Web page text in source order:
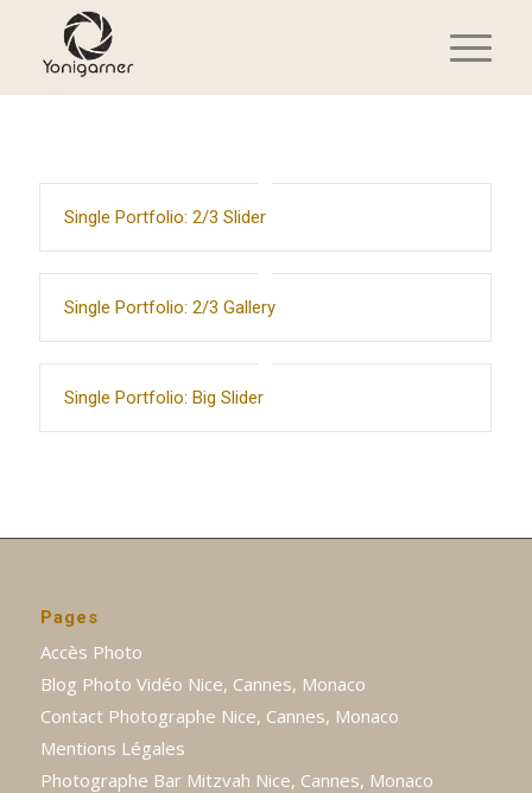
Single Portfolio: 2/3 Slider
Single Portfolio: 2/3 Gallery
Single Portfolio: Big Slider
Pages
Accès Photo
Blog Photo Vidéo Nice, Cannes, Monaco
Contact Photographe Nice, Cannes, Monaco
Mentions Légales
Photographe Bar Mitzvah Nice, Cannes, Monaco